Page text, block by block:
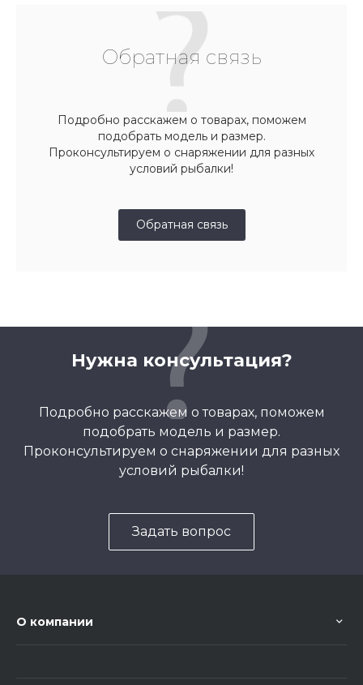
Обратная связь
Подробно расскажем о товарах, поможем
подобрать модель и размер.
Проконсультируем о снаряжении для разных
условий рыбалки!
Обратная связь
Нужна консультация?
Подробно расскажем о товарах, поможем
подобрать модель и размер.
Проконсультируем о снаряжении для разных
условий рыбалки!
Задать вопрос
О компании